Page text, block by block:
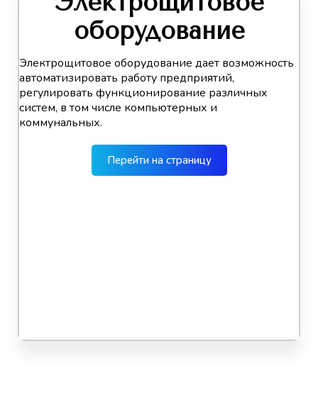
оборудование
Электрощитовое оборудование дает возможность
автоматизировать работу предприятий,
регулировать функционирование различных
систем, в том числе компьютерных и
коммунальных.
Перейти на страницу